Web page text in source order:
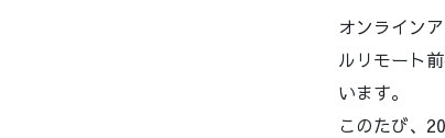
オンライン
ルリモート
います。
このたび、